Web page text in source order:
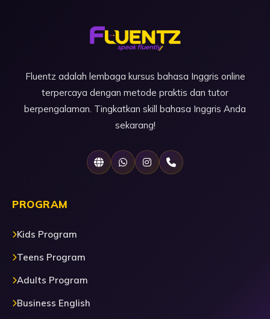
Fluentz adalah lembaga kursus bahasa Inggris online
terpercaya dengan metode praktis dan tutor
berpengalaman. Tingkatkan skill bahasa Inggris Anda
sekarang!
PROGRAM
Kids Program
Teens Program
Adults Program
Business English